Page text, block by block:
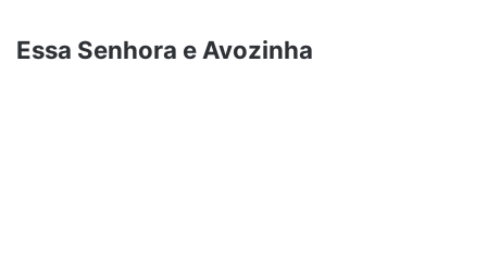
Essa Senhora e Avozinha